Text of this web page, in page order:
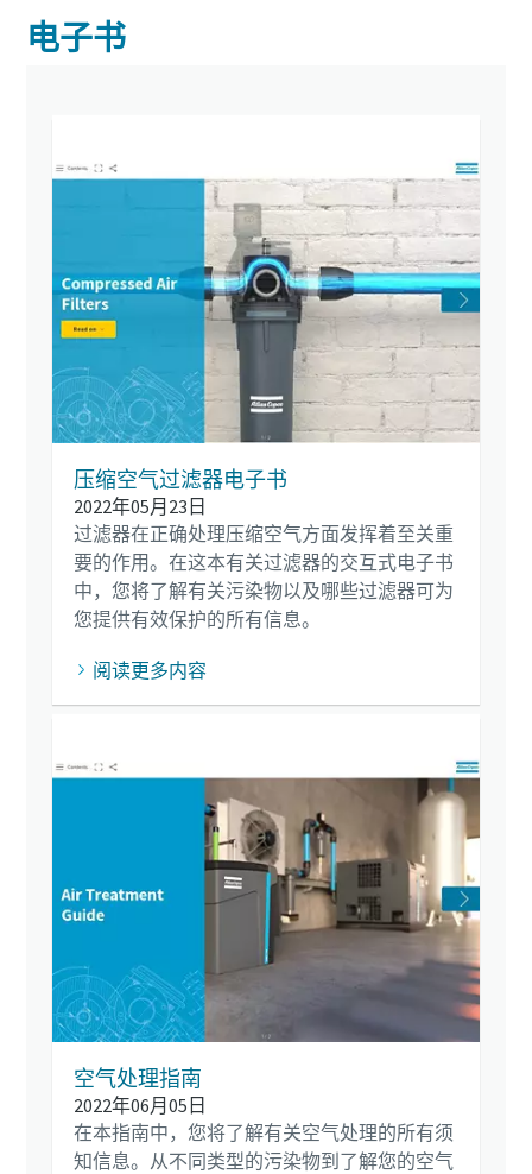
电子书
压缩空气过滤器电子书
2022年05月23日
过滤器在正确处理压缩空气方面发挥着至关重
要的作用。在这本有关过滤器的交互式电子书
中，您将了解有关污染物以及哪些过滤器可为
您提供有效保护的所有信息。
阅读更多内容
空气处理指南
2022年06月05日
在本指南中，您将了解有关空气处理的所有须
知信息。从不同类型的污染物到了解您的空气